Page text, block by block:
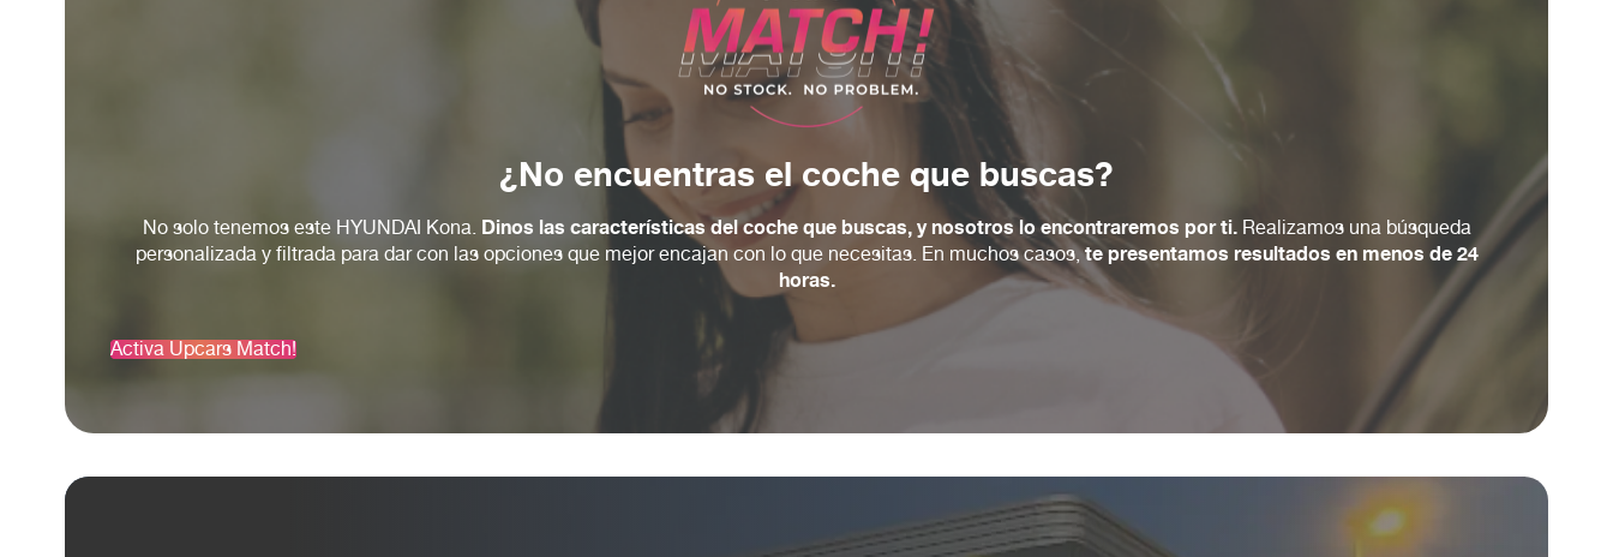
¿No encuentras el coche que buscas?
No solo tenemos este HYUNDAI Kona. Dinos las características del coche que buscas, y nosotros lo encontraremos por ti.Realizamos una búsqueda
personalizada y filtrada para dar con las opciones que mejor encajan con lo que necesitas. En muchos casos,te presentamos resultados en menos de 24
horas.
Activa Upcars Match!